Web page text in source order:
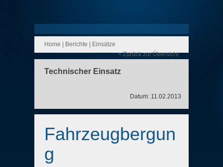
Home Berichte
Einsätze
< Zurück zur Übersicht
Technischer Einsatz
Datum: 11.02.2013
Fahrzeugbergun
g